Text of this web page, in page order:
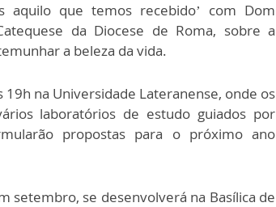
aquilo que temos recebido’ com Dom
da Diocese de Roma, sobre a
a beleza da vida.
na Universidade Lateranense, onde os
laboratórios de estudo guiados por
propostas para o próximo ano
setembro, se desenvolverá na Basílica de